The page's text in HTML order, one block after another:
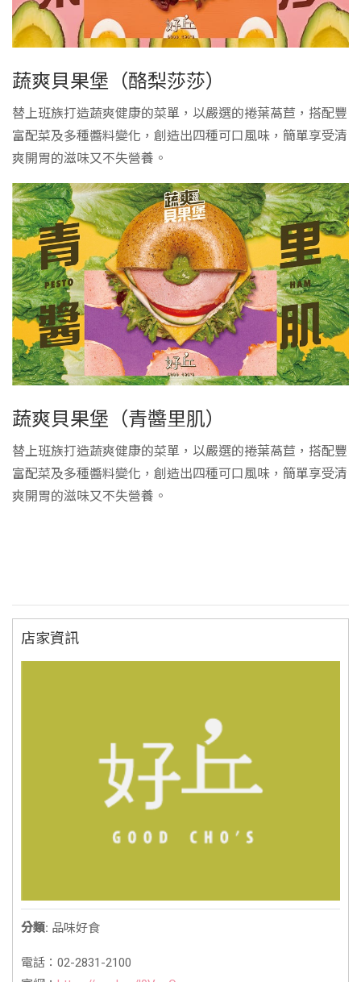
蔬爽貝果堡（酪梨莎莎）
替上班族打造蔬爽健康的菜單，以嚴選的捲葉萵苣，搭配豐
富配菜及多種醬料變化，創造出四種可口風味，簡單享受清
爽開胃的滋味又不失營養。
蔬爽貝果堡（青醬里肌）
替上班族打造蔬爽健康的菜單，以嚴選的捲葉萵苣，搭配豐
富配菜及多種醬料變化，創造出四種可口風味，簡單享受清
爽開胃的滋味又不失營養。
店家資訊
分類: 品味好食
電話：02-2831-2100